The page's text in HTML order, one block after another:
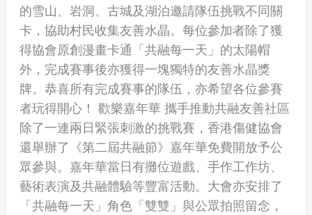
的雪山、岩洞、古城及湖泊邀請隊伍挑戰不同關
卡，協助村民收集友善水晶。每位參加者除了獲
得協會原創漫畫卡通「共融每一天」的太陽帽
外，完成賽事後亦獲得一塊獨特的友善水晶獎
牌。恭喜所有完成賽事的隊伍，亦希望各位參賽
者玩得開心！ 歡樂嘉年華 攜手推動共融友善社區
除了一連兩日緊張刺激的挑戰賽，香港傷健協會
還舉辦了《第二屆共融節》嘉年華免費開放予公
眾參與。嘉年華當日有攤位遊戲、手作工作坊、
藝術表演及共融體驗等豐富活動。大會亦安排了
「共融每一天」角色「雙雙」與公眾拍照留念，